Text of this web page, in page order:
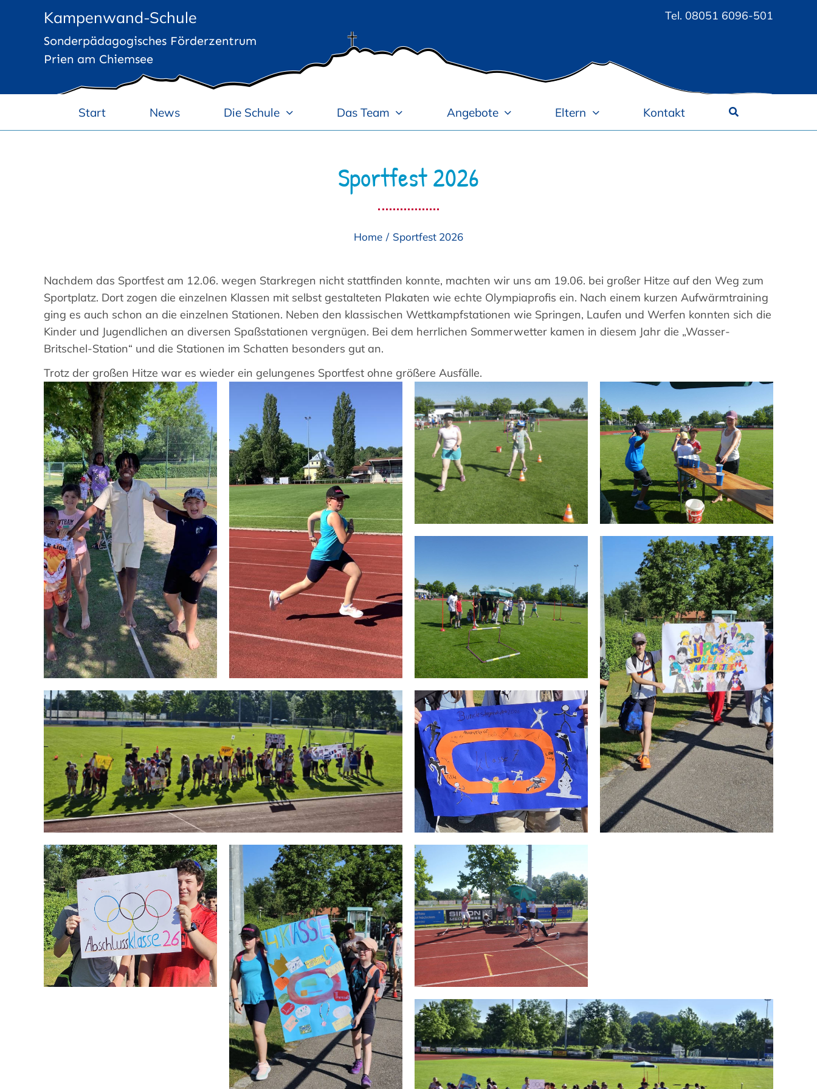
Kampenwand-Schule
Sonderpädagogisches Förderzentrum
Prien am Chiemsee
Tel. 08051 6096-501
Start News Die Schule Das Team Angebote Eltern Kontakt
Sportfest 2026
Home Sportfest 2026
Nachdem das Sportfest am 12.06. wegen Starkregen nicht stattfinden konnte, machten wir uns am 19.06. bei großer Hitze auf den Weg zum
Sportplatz. Dort zogen die einzelnen Klassen mit selbst gestalteten Plakaten wie echte Olympiaprofis ein. Nach einem kurzen Aufwärmtraining
ging es auch schon an die einzelnen Stationen. Neben den klassischen Wettkampfstationen wie Springen, Laufen und Werfen konnten sich die
Kinder und Jugendlichen an diversen Spaßstationen vergnügen. Bei dem herrlichen Sommerwetter kamen in diesem Jahr die „Wasser-
Britschel-Station“ und die Stationen im Schatten besonders gut an.
Trotz der großen Hitze war es wieder ein gelungenes Sportfest ohne größere Ausfälle.